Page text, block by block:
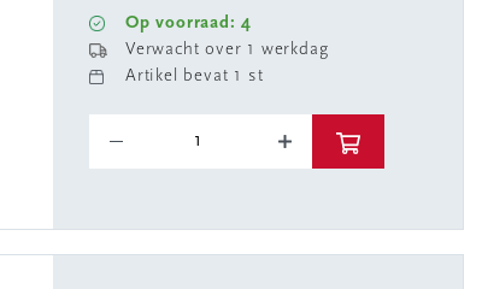
Op voorraad: 4
Verwacht over 1 werkdag
Artikel bevat 1 st